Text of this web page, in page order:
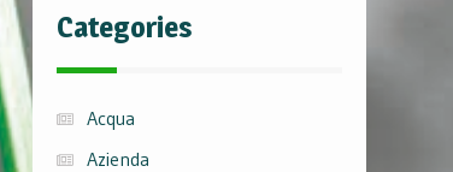
Categories
Acqua
Azienda